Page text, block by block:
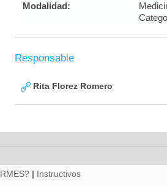
Modalidad:
Responsable
Rita Florez Romero
| Instructivos